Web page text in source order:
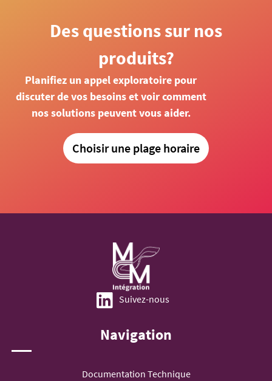
Des questions sur nos
produits?
Planifiez un appel exploratoire pour
discuter de vos besoins et voir comment
nos solutions peuvent vous aider.
Choisir une plage horaire
Suivez-nous
Navigation
Documentation Technique